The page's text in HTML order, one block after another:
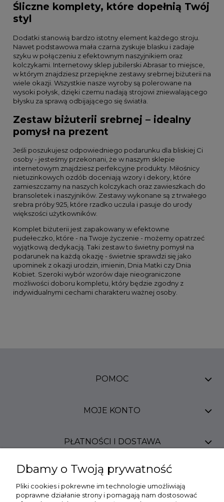
Śliczne komplety, które dopełnią Twój
styl
Dodatki stanowią bardzo istotny element każdego stroju.
Nawet podstawowa mała czarna zyskuje blasku i zadaje
szyku w połączeniu z efektownym naszyjnikiem oraz
kolczykami. Internetowy sklep jubilerski Abrasar to miejsce,
w którym znajdziesz przepiękne zestawy srebrnej biżuterii na
wiele okazji. Wszystkie nasze wyroby są polerowane na
wysoki połysk, dzięki czemu nadają strojowi zniewalającego
błysku za sprawą odbijającego się światła.
Zestaw biżuterii srebrnej – idealny
pomysł na prezent
Jeśli poszukujesz odpowiedniego podarunku dla bliskiej Ci
osoby - jesteśmy przekonani, że w naszym sklepie
internetowym znajdziesz perfekcyjne produkty. Miłośnicy
nietuzinkowych ozdób doceniają wzory i dekory, które
zamieszczamy na naszych kolczykach oraz zawieszkach do
bransoletek i naszyjników. Zestawy wykonane są z trwałego
srebra próby 925, które rzadko uczula i pasuje do urody
większości użytkowników.
Komplet biżuterii jest zapakowany w efektowne
pudełeczko, które - na Twoje życzenie - możemy opatrzeć
wyjątkową dedykacją. Taki zestaw to świetny pomysł na
podarunek na każdą okazję - świetnie sprawdzi się jako
upominek z okazji urodzin, imienin, Dnia Matki czy Dnia
Kobiet. Szeroki wybór wzorów daje nieograniczone
możliwości doboru kompletu, który będzie zgodny z
indywidualnymi cechami charakteru ważnej osoby.
POMOC
MOJE KONTO
PŁATNOŚCI I DOSTAWA
INFORMACJE
Dbamy o Twoją prywatność
Pliki cookies i pokrewne im technologie umożliwiają
poprawne działanie strony i pomagają nam dostosować